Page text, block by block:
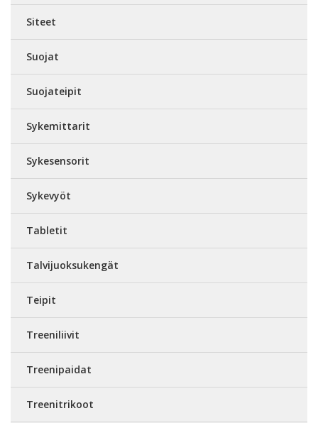
Siteet
Suojat
Suojateipit
Sykemittarit
Sykesensorit
Sykevyöt
Tabletit
Talvijuoksukengät
Teipit
Treeniliivit
Treenipaidat
Treenitrikoot